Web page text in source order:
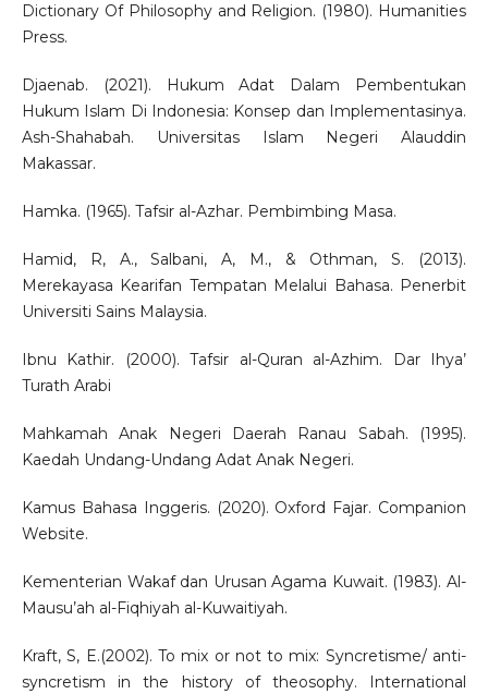
Dictionary Of Philosophy and Religion. (1980). Humanities
Press.
Djaenab. (2021). Hukum Adat Dalam Pembentukan
Hukum Islam Di Indonesia: Konsep dan Implementasinya.
Ash-Shahabah. Universitas Islam Negeri Alauddin
Makassar.
Hamka. (1965). Tafsir al-Azhar. Pembimbing Masa.
Hamid, R, A., Salbani, A, M., & Othman, S. (2013).
Merekayasa Kearifan Tempatan Melalui Bahasa. Penerbit
Universiti Sains Malaysia.
Ibnu Kathir. (2000). Tafsir al-Quran al-Azhim. Dar Ihya’
Turath Arabi
Mahkamah Anak Negeri Daerah Ranau Sabah. (1995).
Kaedah Undang-Undang Adat Anak Negeri.
Kamus Bahasa Inggeris. (2020). Oxford Fajar. Companion
Website.
Kementerian Wakaf dan Urusan Agama Kuwait. (1983). Al-
Mausu’ah al-Fiqhiyah al-Kuwaitiyah.
Kraft, S, E.(2002). To mix or not to mix: Syncretisme/ anti-
syncretism in the history of theosophy. International